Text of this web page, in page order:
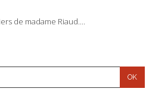
de madame Riaud....